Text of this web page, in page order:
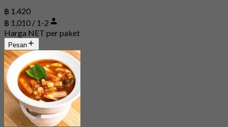
฿ 1.420
฿ 1,010 / 1-2
Harga NET per paket
Pesan